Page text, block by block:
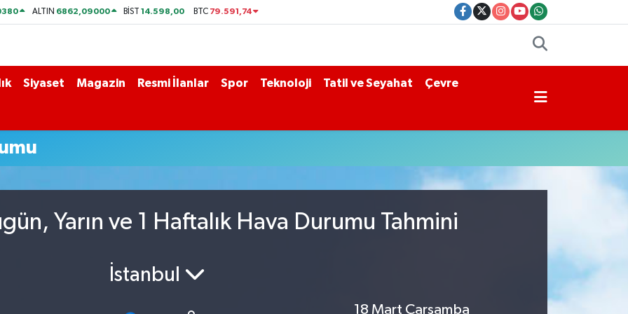
ALTIN 6862,09000 BİST14.598,00 BTC 79.591,74
Siyaset Magazin Resmi İlanlar Spor Teknoloji Tatil ve Seyahat Çevre
Yarın ve 1 Haftalık Hava Durumu Tahmini
İstanbul
18 Mart Çarşamba